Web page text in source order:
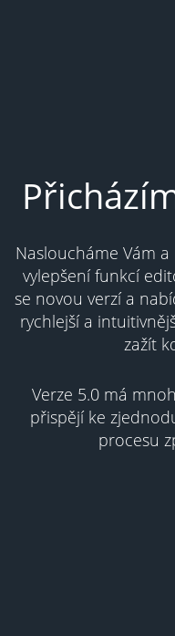
Nasloucháme Vám
vylepšení funkcí
se novou verzí a
rychlejší a
zažít
Verze 5.0 má
přispějí ke
procesu